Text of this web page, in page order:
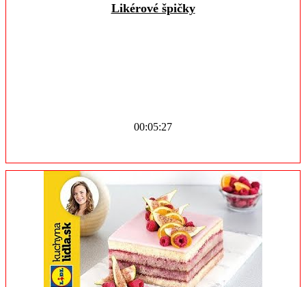
Likérové špičky
00:05:27